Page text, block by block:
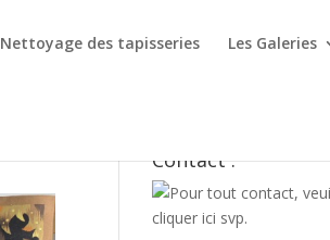
Nettoyage des tapisseries Les Galeries
Contact :